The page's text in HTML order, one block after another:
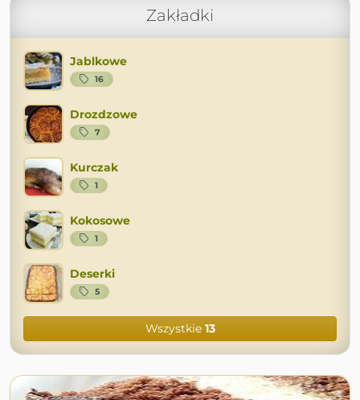
Zakładki
Jablkowe
16
Drozdzowe
7
Kurczak
1
Kokosowe
1
Deserki
5
Wszystkie 13